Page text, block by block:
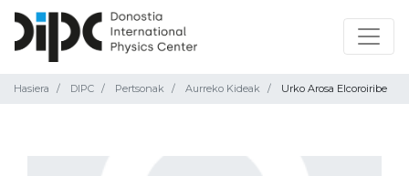
Hasiera DIPC Pertsonak Aurreko Kideak Urko Arosa Elcoroiribe